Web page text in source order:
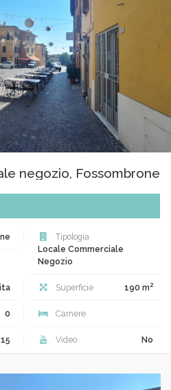
negozio, Fossombrone
Tipologia
Locale Commerciale
Negozio
Superficie 190 m2
0 Camere
15 Video No